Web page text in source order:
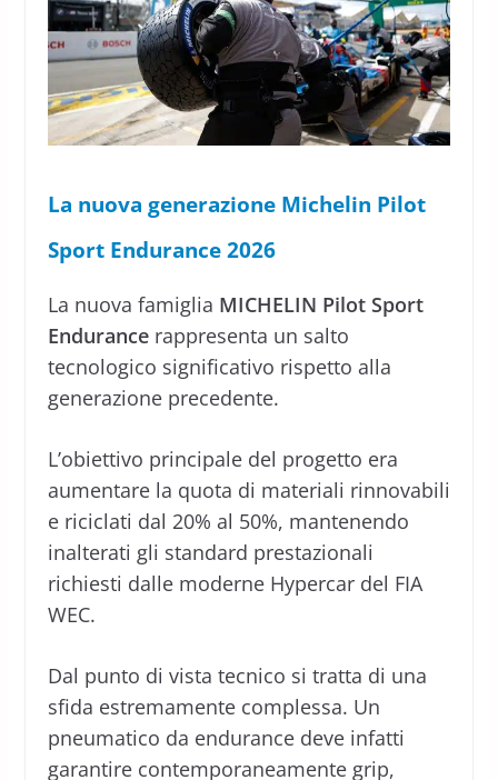
La nuova generazione Michelin Pilot
Sport Endurance 2026
La nuova famiglia MICHELIN Pilot Sport
Endurancerappresenta un salto
tecnologico significativo rispetto alla
generazione precedente.
L’obiettivo principale del progetto era
aumentare la quota di materiali rinnovabili
e riciclati dal 20% al 50%, mantenendo
inalterati gli standard prestazionali
richiesti dalle moderne Hypercar del FIA
WEC.
Dal punto di vista tecnico si tratta di una
sfida estremamente complessa. Un
pneumatico da endurance deve infatti
garantire contemporaneamente grip,